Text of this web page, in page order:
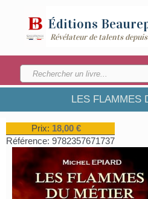
Éditions
Révélateur de talents
LA MAISON
CATALOGUE
ENVOYEZ VOTRE
LES FLAMMES
Prix: 18,00 €
Référence: 9782357671737